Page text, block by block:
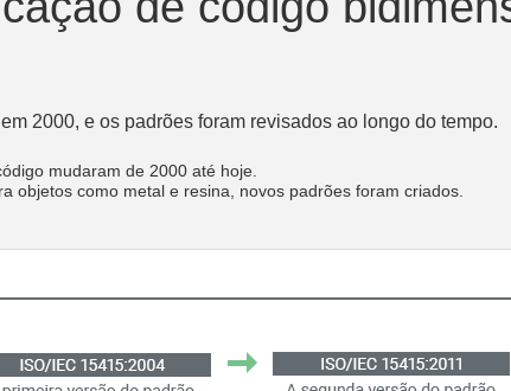
2000, e os padrões foram revisados ao longo do tempo.
mudaram de 2000 até hoje.
objetos como metal e resina, novos padrões foram criados.